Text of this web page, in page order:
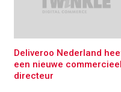
Deliveroo Nederland
een nieuwe commercieel
directeur